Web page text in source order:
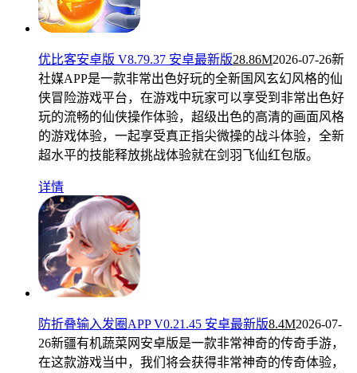
优比客安卓版 V8.79.37 安卓最新版28.86M2026-07-26新
社媒APP是一款非常出色好玩的全新国风玄幻风格的仙
侠冒险游戏平台，在游戏中玩家可以享受到非常出色好
玩的流畅的仙侠操作体验，超级出色的高清的画面风格
的游戏体验，一起享受真正指尖微操的战斗体验，全新
超水平的技能释放挑战体验就在剑羽飞仙红包版。
详情
防折叠输入发圈APP V0.21.45 安卓最新版8.4M2026-07-
26新疆有机蔬菜网安卓版是一款非常神奇的传奇手游，
在这款游戏当中，我们将会获得非常神奇的传奇体验，